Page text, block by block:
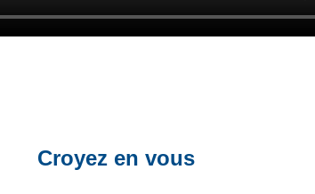
Croyez en vous